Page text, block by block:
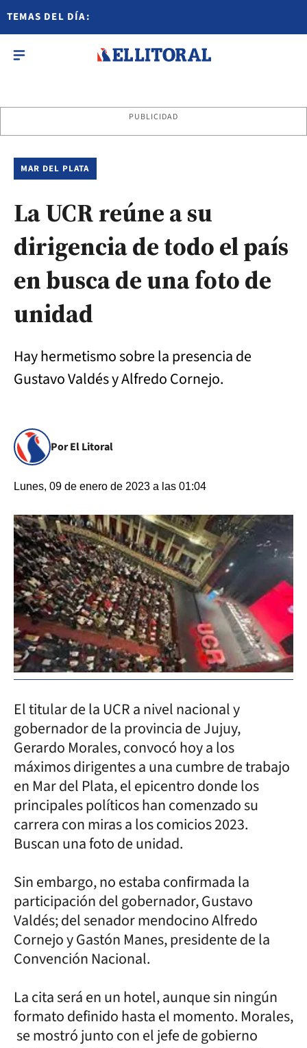
TEMAS DEL DÍA:
PUBLICIDAD
MAR DEL PLATA
La UCR reúne a su
dirigencia de todo el país
en busca de una foto de
unidad
Hay hermetismo sobre la presencia de
Gustavo Valdés y Alfredo Cornejo.
Por El Litoral
Lunes, 09 de enero de 2023 a las 01:04
El titular de la UCR a nivel nacional y
gobernador de la provincia de Jujuy,
Gerardo Morales, convocó hoy a los
máximos dirigentes a una cumbre de trabajo
en Mar del Plata, el epicentro donde los
principales políticos han comenzado su
carrera con miras a los comicios 2023.
Buscan una foto de unidad.
Sin embargo, no estaba confirmada la
participación del gobernador, Gustavo
Valdés; del senador mendocino Alfredo
Cornejo y Gastón Manes, presidente de la
Convención Nacional.
La cita será en un hotel, aunque sin ningún
formato definido hasta el momento. Morales,
se mostró junto con el jefe de gobierno